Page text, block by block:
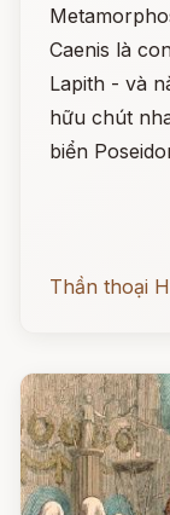
Caenis là
Lapith - và
hữu chút
biển
Thần thoại